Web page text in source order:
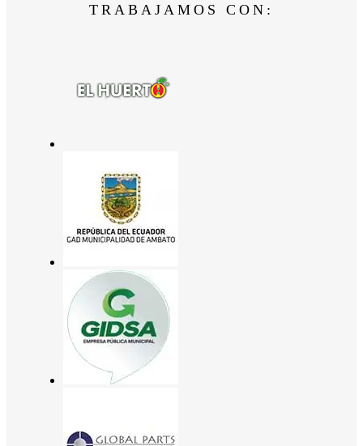
TRABAJAMOS CON: